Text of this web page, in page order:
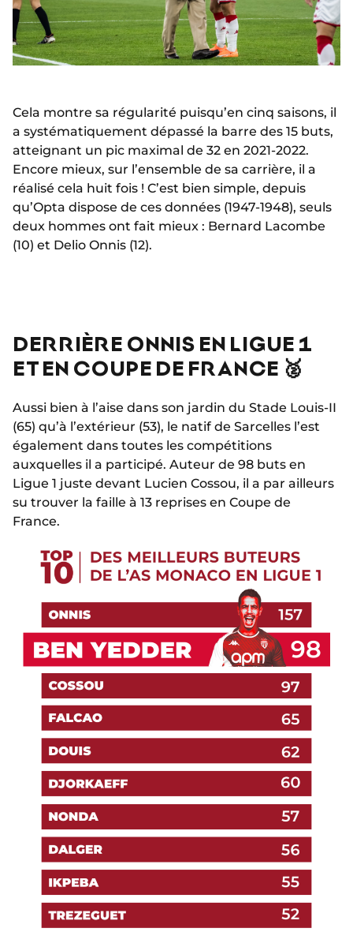
Cela montre sa régularité puisqu’en cinq saisons, il
a systématiquement dépassé la barre des 15 buts,
atteignant un pic maximal de 32 en 2021-2022.
Encore mieux, sur l’ensemble de sa carrière, il a
réalisé cela huit fois ! C’est bien simple, depuis
qu’Opta dispose de ces données (1947-1948), seuls
deux hommes ont fait mieux : Bernard Lacombe
(10) et Delio Onnis (12).
DERRIÈRE ONNIS EN LIGUE 1
ET EN COUPE DE FRANCE 🥈
Aussi bien à l’aise dans son jardin du Stade Louis-II
(65) qu’à l’extérieur (53), le natif de Sarcelles l’est
également dans toutes les compétitions
auxquelles il a participé. Auteur de 98 buts en
Ligue 1 juste devant Lucien Cossou, il a par ailleurs
su trouver la faille à 13 reprises en Coupe de
France.